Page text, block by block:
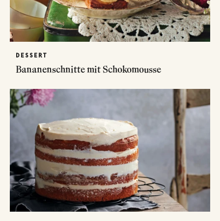
DESSERT
Bananenschnitte mit Schokomousse